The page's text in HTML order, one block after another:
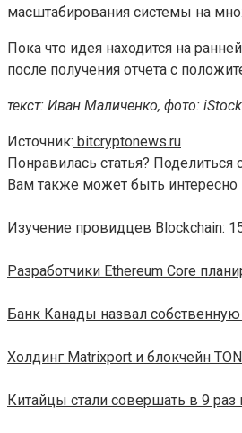
масштабирования системы на
Пока что идея находится на
после получения отчета с
текст: Иван Маличенко, фото: iStock
Источник: bitcryptonews.ru
Понравилась статья? Поделиться
Вам также может быть интересно
Изучение провидцев Blockchain:
Разработчики Ethereum Core
Банк Канады назвал
​​Холдинг Matrixport и блокчейн
Китайцы стали совершать в 9